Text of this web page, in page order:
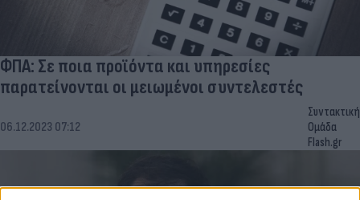
ΦΠΑ: Σε ποια προϊόντα και υπηρεσίες
παρατείνονται οι μειωμένοι συντελεστές
06.12.2023 07:12
Συντακτική
Ομάδα
Flash.gr